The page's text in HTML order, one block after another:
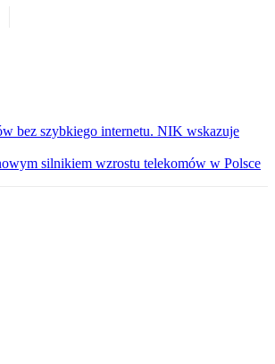
bez szybkiego internetu. NIK wskazuje
silnikiem wzrostu telekomów w Polsce